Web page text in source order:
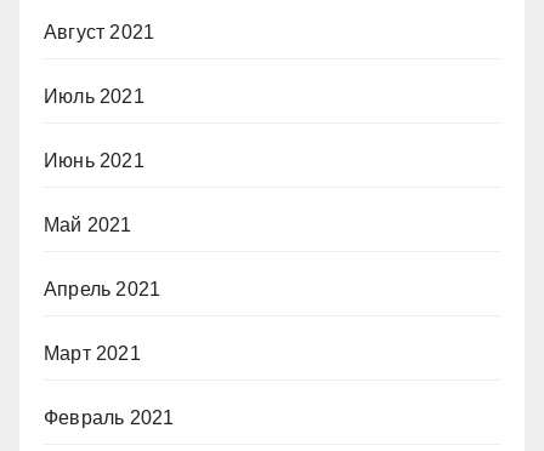
Август 2021
Июль 2021
Июнь 2021
Май 2021
Апрель 2021
Март 2021
Февраль 2021